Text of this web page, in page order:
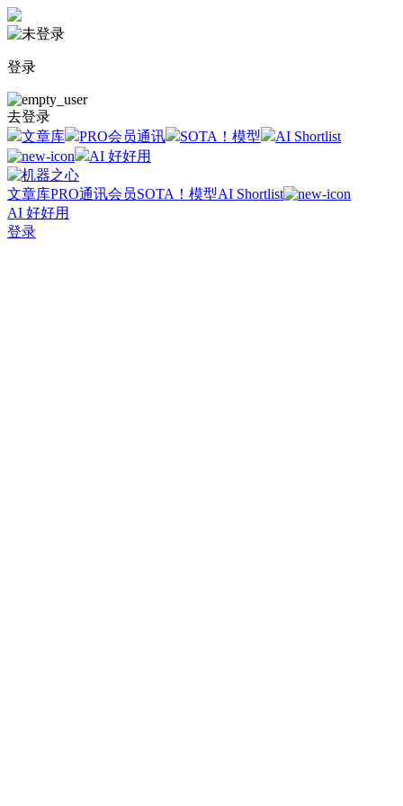
登录
去登录
文章库
PRO会员通讯 SOTA！模型
AI Shortlist
AI 好好用
文章库PRO通讯会员SOTA！模型AI Shortlist
AI 好好用
登录